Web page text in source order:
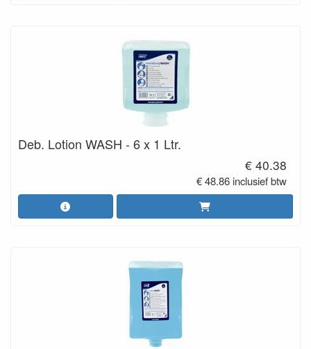
Deb. Lotion WASH - 6 x 1 Ltr.
€ 40.38
€ 48.86 inclusief btw